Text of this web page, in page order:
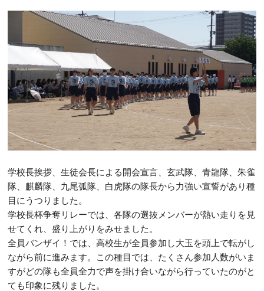
学校長挨拶、生徒会長による開会宣言、玄武隊、青龍隊、朱雀
隊、麒麟隊、九尾弧隊、白虎隊の隊長から力強い宣誓があり種
目にうつりました。
学校長杯争奪リレーでは、各隊の選抜メンバーが熱い走りを見
せてくれ、盛り上がりをみせました。
全員バンザイ！では、高校生が全員参加し大玉を頭上で転がし
ながら前に進みます。この種目では、たくさん参加人数がいま
すがどの隊も全員全力で声を掛け合いながら行っていたのがと
ても印象に残りました。